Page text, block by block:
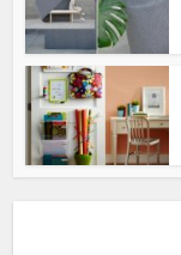
büyüsü